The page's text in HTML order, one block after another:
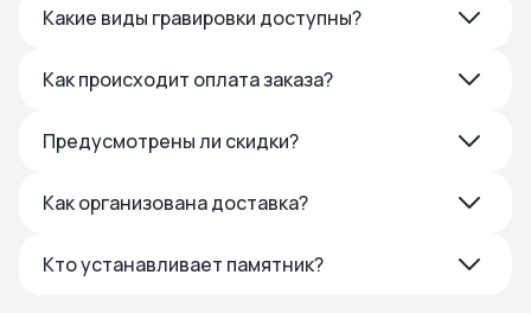
Какие виды гравировки доступны?
Как происходит оплата заказа?
Предусмотрены ли скидки?
Как организована доставка?
Кто устанавливает памятник?